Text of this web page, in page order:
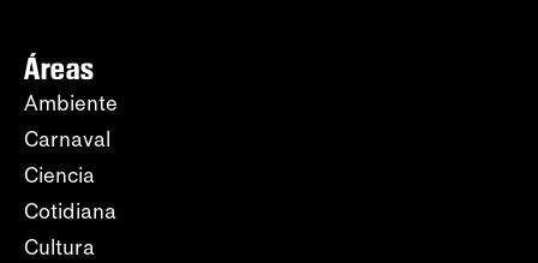
Áreas
Ambiente
Carnaval
Ciencia
Cotidiana
Cultura